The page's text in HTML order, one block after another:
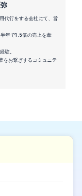
代行をする会社にて、営
年で1.5倍の売上を牽
験。
をお繋ぎするコミュニテ